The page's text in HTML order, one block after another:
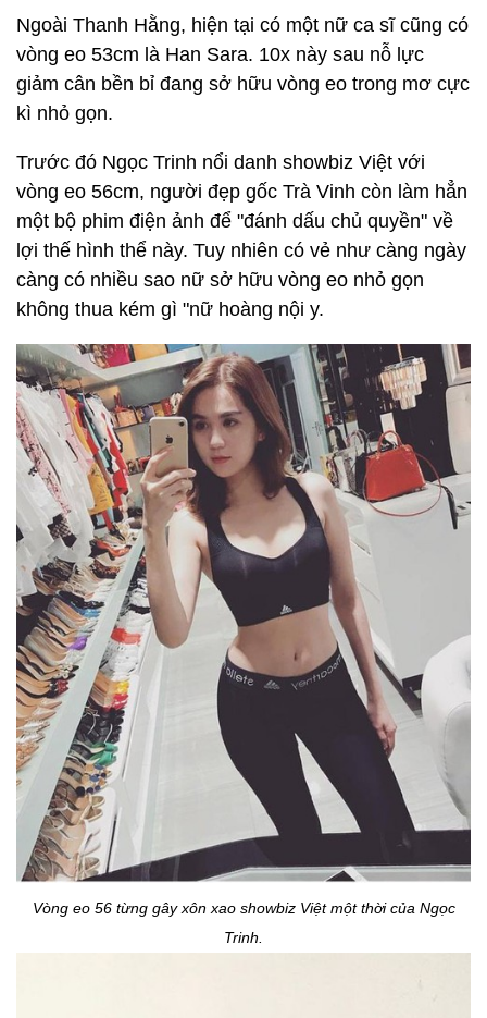
Ngoài Thanh Hằng, hiện tại có một nữ ca sĩ cũng có
vòng eo 53cm là Han Sara. 10x này sau nỗ lực
giảm cân bền bỉ đang sở hữu vòng eo trong mơ cực
kì nhỏ gọn.
Trước đó Ngọc Trinh nổi danh showbiz Việt với
vòng eo 56cm, người đẹp gốc Trà Vinh còn làm hẳn
một bộ phim điện ảnh để "đánh dấu chủ quyền" về
lợi thế hình thể này. Tuy nhiên có vẻ như càng ngày
càng có nhiều sao nữ sở hữu vòng eo nhỏ gọn
không thua kém gì "nữ hoàng nội y.
Vòng eo 56 từng gây xôn xao showbiz Việt một thời của Ngọc
Trinh.